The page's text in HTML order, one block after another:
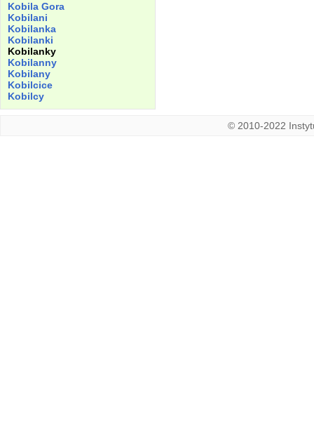
Kobila Gora
Kobilani
Kobilanka
Kobilanki
Kobilanky
Kobilanny
Kobilany
Kobilcice
Kobilcy
© 2010-2022